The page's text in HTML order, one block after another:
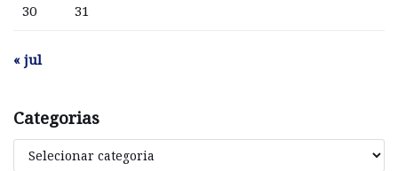
30 31
« jul
Categorias